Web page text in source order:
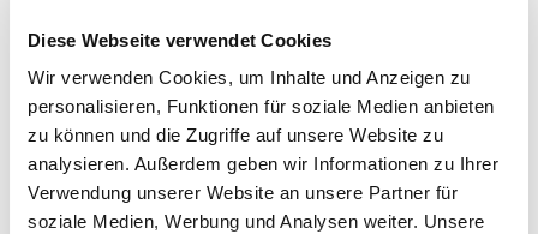
Diese Webseite verwendet Cookies
Wir verwenden Cookies, um Inhalte und Anzeigen zu
personalisieren, Funktionen für soziale Medien anbieten
zu können und die Zugriffe auf unsere Website zu
analysieren. Außerdem geben wir Informationen zu Ihrer
Verwendung unserer Website an unsere Partner für
soziale Medien, Werbung und Analysen weiter. Unsere
Offene Seminare
Tagen im Palais
Wirte-und Unternehmerbrief
Lernplattform BOUNTI
Partner
Branchennahe Organisationen